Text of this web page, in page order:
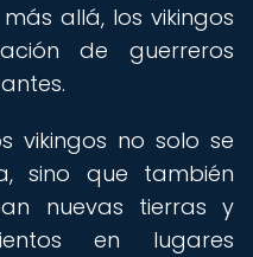
allá, los vikingos
de guerreros
vikingos no solo se
sino que también
nuevas tierras y
en lugares